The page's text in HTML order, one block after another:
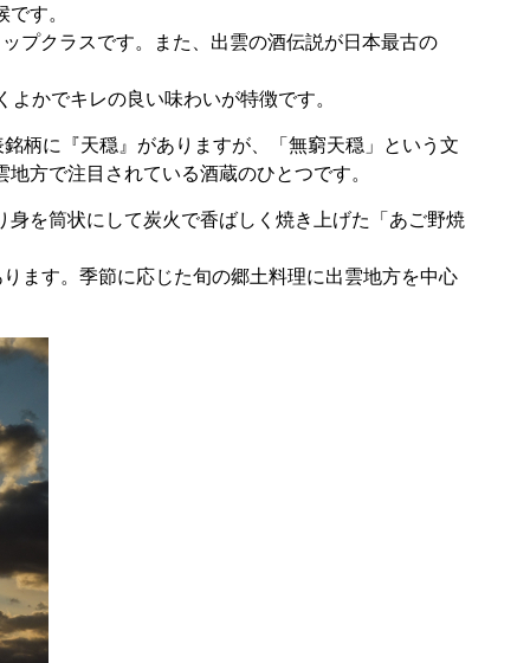
す。
プクラスです。また、出雲の酒伝説が日本最古の
かでキレの良い味わいが特徴です。
柄に『天穏』がありますが、「無窮天穏」という文
方で注目されている酒蔵のひとつです。
を筒状にして炭火で香ばしく焼き上げた「あご野焼
ます。季節に応じた旬の郷土料理に出雲地方を中心